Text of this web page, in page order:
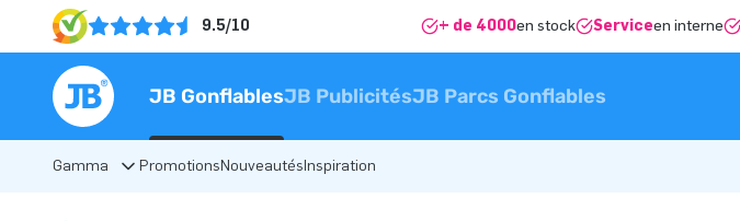
9.5/10 + de 4000en stock Serviceen interne
JB GonflablesJB PublicitésJB Parcs Gonflables
Gamma PromotionsNouveautésInspiration